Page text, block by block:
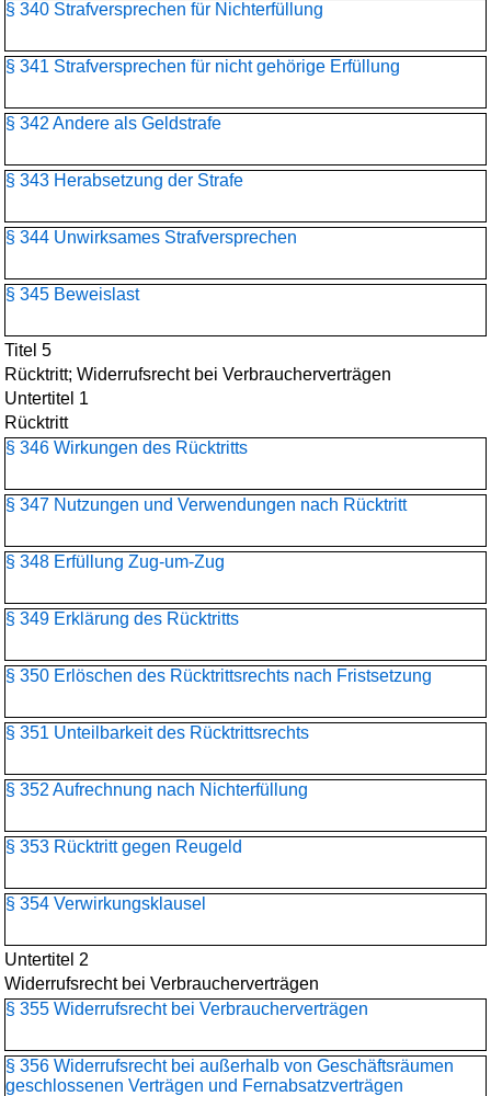
§ 340 Strafversprechen für Nichterfüllung
§ 341 Strafversprechen für nicht gehörige Erfüllung
§ 342 Andere als Geldstrafe
§ 343 Herabsetzung der Strafe
§ 344 Unwirksames Strafversprechen
§ 345 Beweislast
Titel 5
Rücktritt; Widerrufsrecht bei Verbraucherverträgen
Untertitel 1
Rücktritt
§ 346 Wirkungen des Rücktritts
§ 347 Nutzungen und Verwendungen nach Rücktritt
§ 348 Erfüllung Zug-um-Zug
§ 349 Erklärung des Rücktritts
§ 350 Erlöschen des Rücktrittsrechts nach Fristsetzung
§ 351 Unteilbarkeit des Rücktrittsrechts
§ 352 Aufrechnung nach Nichterfüllung
§ 353 Rücktritt gegen Reugeld
§ 354 Verwirkungsklausel
Untertitel 2
Widerrufsrecht bei Verbraucherverträgen
§ 355 Widerrufsrecht bei Verbraucherverträgen
§ 356 Widerrufsrecht bei außerhalb von Geschäftsräumen
geschlossenen Verträgen und Fernabsatzverträgen